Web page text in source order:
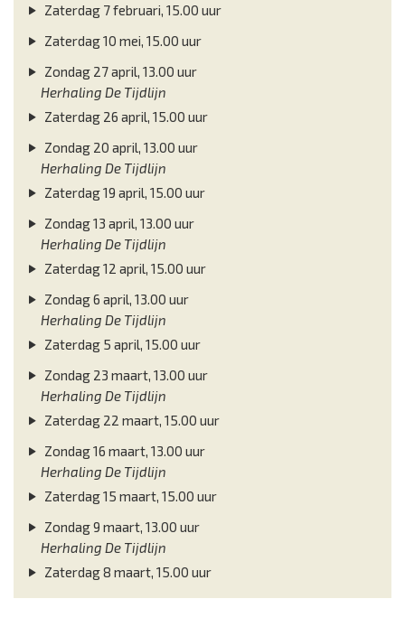
Zaterdag 7 februari, 15.00 uur
Zaterdag 10 mei, 15.00 uur
Zondag 27 april, 13.00 uur
Herhaling De Tijdlijn
Zaterdag 26 april, 15.00 uur
Zondag 20 april, 13.00 uur
Herhaling De Tijdlijn
Zaterdag 19 april, 15.00 uur
Zondag 13 april, 13.00 uur
Herhaling De Tijdlijn
Zaterdag 12 april, 15.00 uur
Zondag 6 april, 13.00 uur
Herhaling De Tijdlijn
Zaterdag 5 april, 15.00 uur
Zondag 23 maart, 13.00 uur
Herhaling De Tijdlijn
Zaterdag 22 maart, 15.00 uur
Zondag 16 maart, 13.00 uur
Herhaling De Tijdlijn
Zaterdag 15 maart, 15.00 uur
Zondag 9 maart, 13.00 uur
Herhaling De Tijdlijn
Zaterdag 8 maart, 15.00 uur